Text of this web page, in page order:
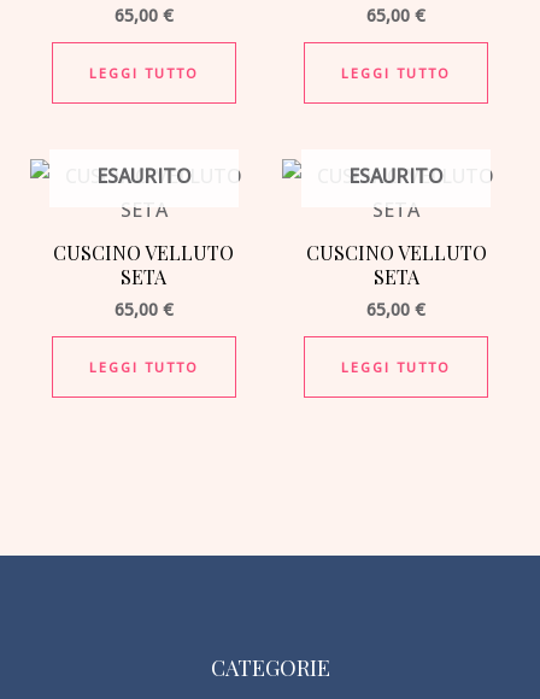
65,00 €
LEGGI TUTTO
65,00€
LEGGI TUTTO
ESAURITO
CUSCINO VELLUTO
SETA
65,00 €
LEGGI TUTTO
ESAURITO
CUSCINO VELLUTO
SETA
65,00€
LEGGI TUTTO
CATEGORIE